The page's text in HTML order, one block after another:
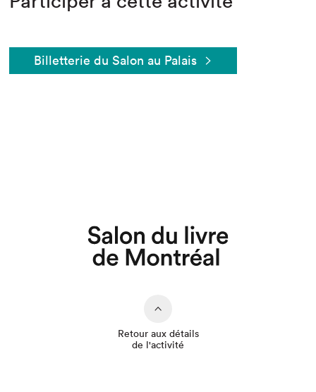
Billetterie du Salon au Palais
Retour aux détails
de l'activité